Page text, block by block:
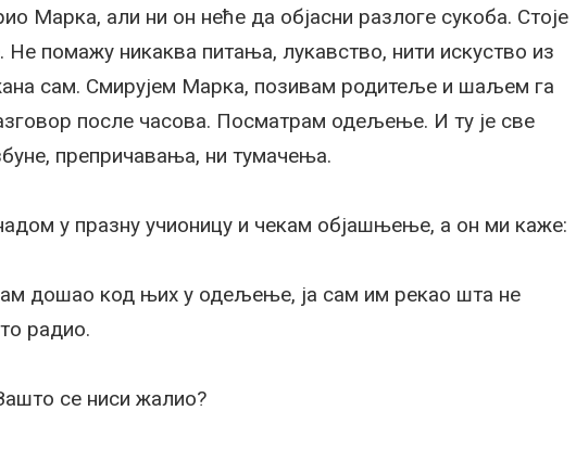
Марка, али ни он неће да објасни разлоге сукоба. Стоје
Не помажу никаква питања, лукавство, нити искуство из
сам. Смирујем Марка, позивам родитеље и шаљем га
после часова. Посматрам одељење. И ту је све
препричавања, ни тумачења.
у празну учионицу и чекам објашњење, а он ми каже:
дошао код њих у одељење, ја сам им рекао шта не
радио.
се ниси жалио?